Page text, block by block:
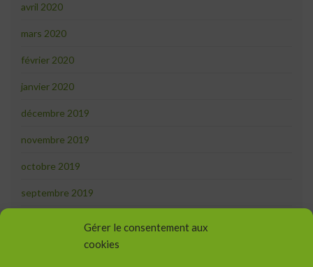
Gérer le consentement aux
cookies
avril 2020
mars 2020
février 2020
janvier 2020
décembre 2019
novembre 2019
octobre 2019
septembre 2019